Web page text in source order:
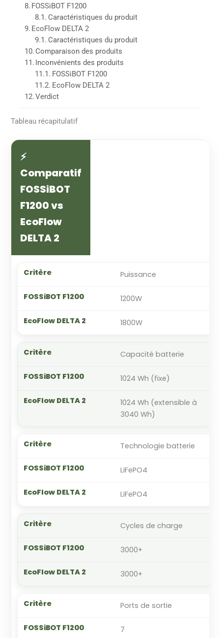
FOSSiBOT F1200
Caractéristiques du produit
EcoFlow DELTA 2
Caractéristiques du produit
Comparaison des produits
Inconvénients des produits
FOSSiBOT F1200
EcoFlow DELTA 2
Verdict
Tableau récapitulatif
⚡
Comparatif
FOSSiBOT
F1200 vs
EcoFlow
DELTA 2
Puissance
1200W
1800W
Capacité batterie
1024 Wh (fixe)
1024 Wh (extensible à
3040 Wh)
Technologie batterie
LiFePO4
LiFePO4
Cycles de charge
3000+
3000+
Ports de sortie
7